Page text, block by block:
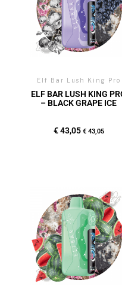
Elf Bar Lush King Pro
ELF BAR LUSH KING
– BLACK GRAPE ICE
€43,05 €43,05